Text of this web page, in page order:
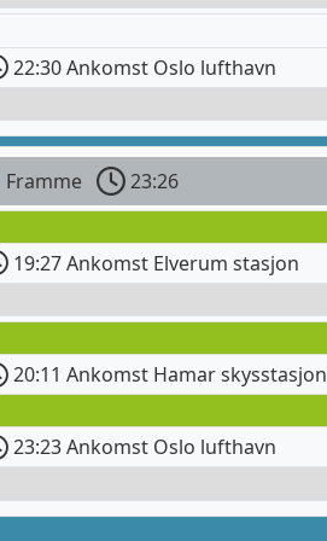
22:30 Ankomst Oslo lufthavn
Framme
23:26
19:27 Ankomst Elverum stasjon
20:11 Ankomst Hamar skysstasjon
23:23 Ankomst Oslo lufthavn